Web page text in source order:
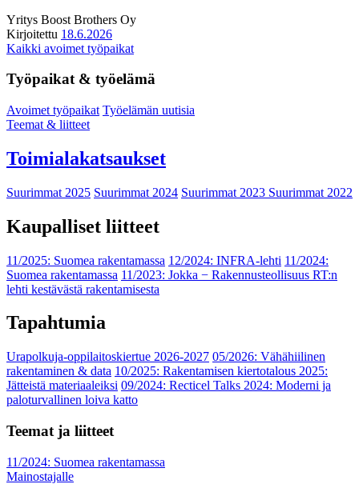
Yritys Boost Brothers Oy
Kirjoitettu 18.6.2026
Kaikki avoimet työpaikat
Työpaikat & työelämä
Avoimet työpaikat Työelämän uutisia
Teemat & liitteet
Toimialakatsaukset
Suurimmat 2025 Suurimmat 2024 Suurimmat 2023 Suurimmat 2022
Kaupalliset liitteet
11/2025: Suomea rakentamassa 12/2024: INFRA-lehti 11/2024:
Suomea rakentamassa 11/2023: Jokka − Rakennusteollisuus RT:n
lehti kestävästä rakentamisesta
Tapahtumia
Urapolkuja-oppilaitoskiertue 2026-2027 05/2026: Vähähiilinen
rakentaminen & data 10/2025: Rakentamisen kiertotalous 2025:
Jätteistä materiaaleiksi 09/2024: Recticel Talks 2024: Moderni ja
paloturvallinen loiva katto
Teemat ja liitteet
11/2024: Suomea rakentamassa
Mainostajalle